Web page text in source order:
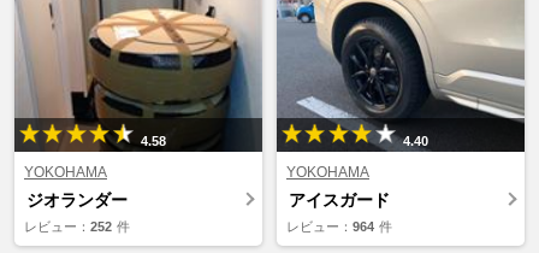
4.58
YOKOHAMA
ジオランダー
レビュー： 252 件
4.40
YOKOHAMA
アイスガード
レビュー： 964 件